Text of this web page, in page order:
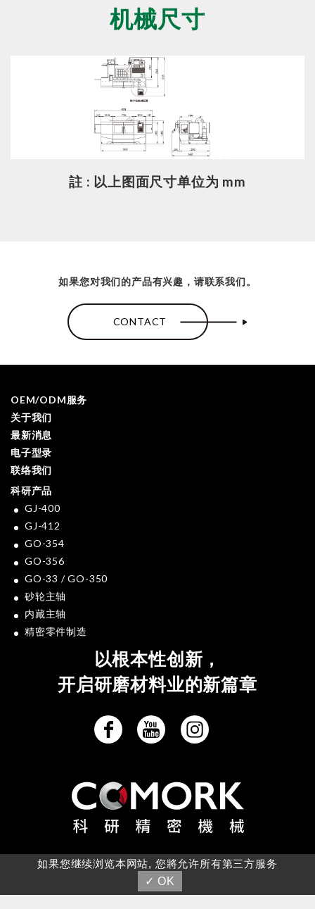
机械尺寸
註 : 以上图面尺寸单位为 mm
如果您对我们的产品有兴趣，请联系我们。
CONTACT
OEM/ODM服务
关于我们
最新消息
电子型录
联络我们
科研产品
GJ-400
GJ-412
GO-354
GO-356
GO-33 / GO-350
砂轮主轴
内藏主轴
精密零件制造
以根本性创新，
开启研磨材料业的新篇章
© 2021 科研精密机械有限公司 版权所有
如果您继续浏览本网站, 您將允许所有第三方服务
✓ OK